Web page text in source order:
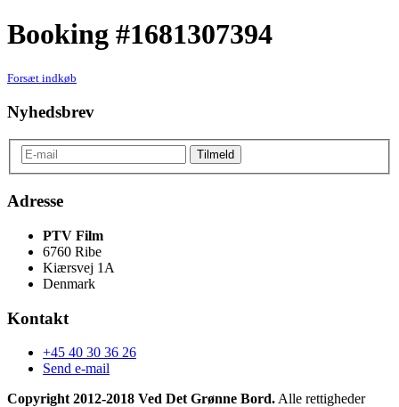
Booking #1681307394
Forsæt indkøb
Nyhedsbrev
Adresse
PTV Film
6760 Ribe
Kiærsvej 1A
Denmark
Kontakt
+45 40 30 36 26
Send e-mail
Copyright 2012-2018 Ved Det Grønne Bord. Alle rettigheder